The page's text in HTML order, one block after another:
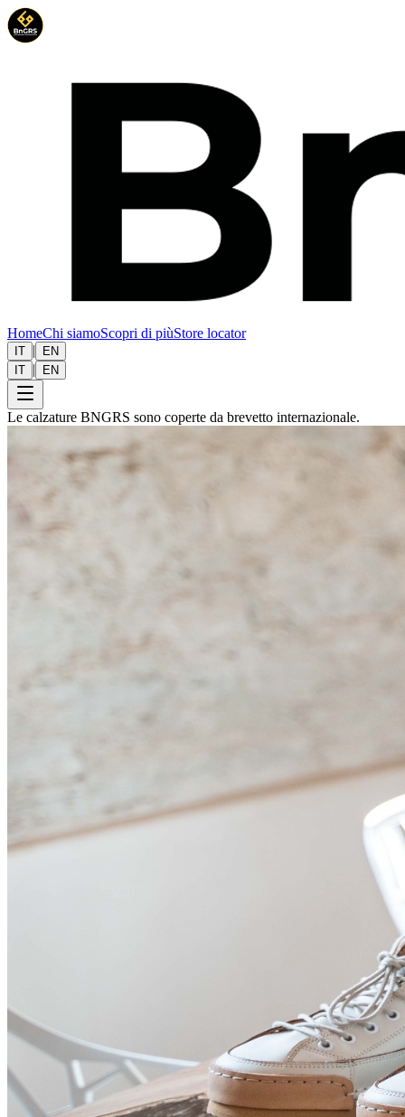
HomeChi siamoScopri di piùStore locator
IT |
EN
IT | EN
Le calzature BNGRS sono coperte da brevetto internazionale.